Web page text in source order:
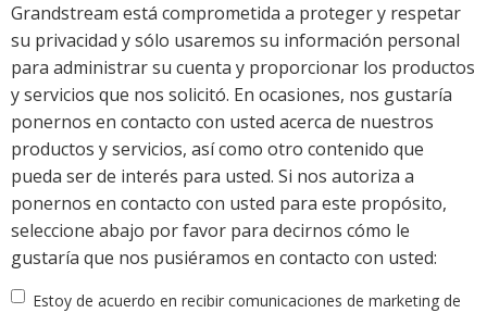
Grandstream está comprometida a proteger y respetar
su privacidad y sólo usaremos su información personal
para administrar su cuenta y proporcionar los productos
y servicios que nos solicitó. En ocasiones, nos gustaría
ponernos en contacto con usted acerca de nuestros
productos y servicios, así como otro contenido que
pueda ser de interés para usted. Si nos autoriza a
ponernos en contacto con usted para este propósito,
seleccione abajo por favor para decirnos cómo le
gustaría que nos pusiéramos en contacto con usted:
Estoy de acuerdo en recibir comunicaciones de marketing de